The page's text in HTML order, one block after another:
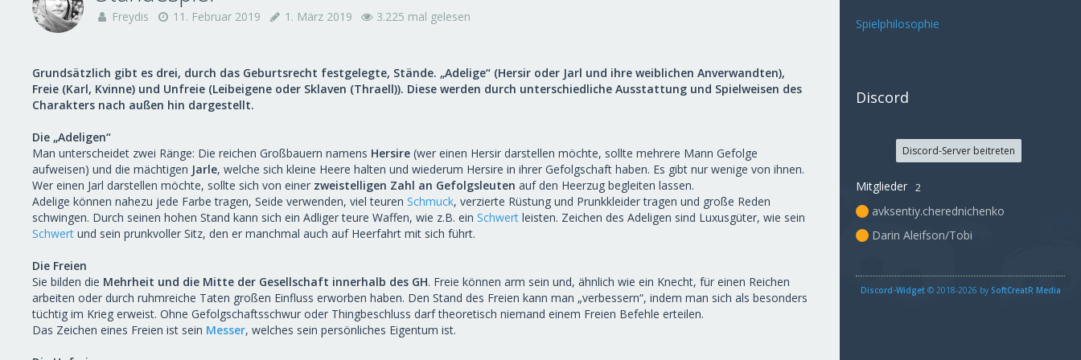
Freydis 11. Februar 2019 1. März 2019 3.225 mal gelesen
Grundsätzlich gibt es drei, durch das Geburtsrecht festgelegte, Stände. „Adelige“ (Hersir oder Jarl und ihre weiblichen Anverwandten),
Freie (Karl, Kvinne) und Unfreie (Leibeigene oder Sklaven (Thraell)). Diese werden durch unterschiedliche Ausstattung und Spielweisen des
Charakters nach außen hin dargestellt.
Die „Adeligen“
Man unterscheidet zwei Ränge: Die reichen Großbauern namens Hersire (wer einen Hersir darstellen möchte, sollte mehrere Mann Gefolge
aufweisen) und die mächtigen Jarle, welche sich kleine Heere halten und wiederum Hersire in ihrer Gefolgschaft haben. Es gibt nur wenige von ihnen.
Wer einen Jarl darstellen möchte, sollte sich von einer zweistelligen Zahl an Gefolgsleuten auf den Heerzug begleiten lassen.
Adelige können nahezu jede Farbe tragen, Seide verwenden, viel teuren Schmuck, verzierte Rüstung und Prunkkleider tragen und große Reden
schwingen. Durch seinen hohen Stand kann sich ein Adliger teure Waffen, wie z.B. ein Schwert leisten. Zeichen des Adeligen sind Luxusgüter, wie sein
Schwert und sein prunkvoller Sitz, den er manchmal auch auf Heerfahrt mit sich führt.
Die Freien
Sie bilden die Mehrheit und die Mitte der Gesellschaft innerhalb des GH. Freie können arm sein und, ähnlich wie ein Knecht, für einen Reichen
arbeiten oder durch ruhmreiche Taten großen Einfluss erworben haben. Den Stand des Freien kann man „verbessern“, indem man sich als besonders
tüchtig im Krieg erweist. Ohne Gefolgschaftsschwur oder Thingbeschluss darf theoretisch niemand einem Freien Befehle erteilen.
Das Zeichen eines Freien ist sein Messer, welches sein persönliches Eigentum ist.
Spielphilosophie
Discord
Discord-Server beitreten
Mitglieder 2
avksentiy.cherednichenko
Darin Aleifson/Tobi
Discord-Widget© 2018-2026 by SoftCreatR Media